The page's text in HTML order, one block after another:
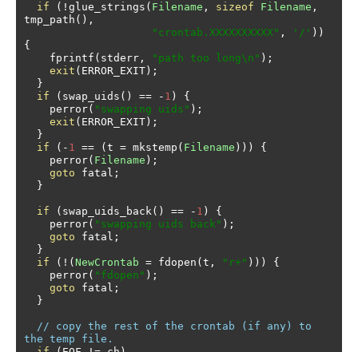
if (! glue_strings ( Filename , sizeof Filename ,
tmp_path (),
"crontab.XXXXXXXXXX" , '/' ))
{
    fprintf
( stderr , "path too long\n" );
exit ( ERROR_EXIT );
}
if
( swap_uids () == - 1 )
{
    perror
( "swapping uids" );
exit ( ERROR_EXIT );
}
if
(- 1 == ( t = mkstemp ( Filename )))
{
    perror
( Filename );
goto fatal ;
}
if ( swap_uids_back() == - 1 )
{
    perror
( "swapping uids back" );
goto fatal ;
}
if
(!( NewCrontab = fdopen ( t , "r+" )))
{
    perror
( "fdopen" );
goto fatal ;
}
// copy the rest of the crontab (if any) to
the temp file.